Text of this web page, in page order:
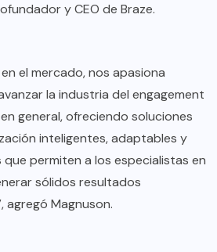
y CEO de Braze.
el mercado, nos apasiona
la industria del engagement
general, ofreciendo soluciones
inteligentes, adaptables y
permiten a los especialistas en
sólidos resultados
agregó Magnuson.